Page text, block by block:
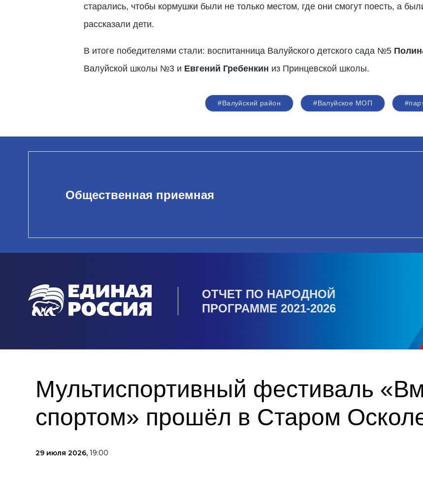
старались, чтобы кормушки были не только местом, где они смогут поесть, а
рассказали дети.
В итоге победителями стали: воспитанница Валуйского детского сада №5
Валуйской школы №3 и Евгений Гребенкин из Принцевской школы.
#Валуйский район #Валуйское МОП
Общественная приемная
ОТЧЕТ ПО НАРОДНОЙ
ПРОГРАММЕ 2021-2026
Мультиспортивный фестиваль
спортом» прошёл в Старом
29 июля 2026, 19:00